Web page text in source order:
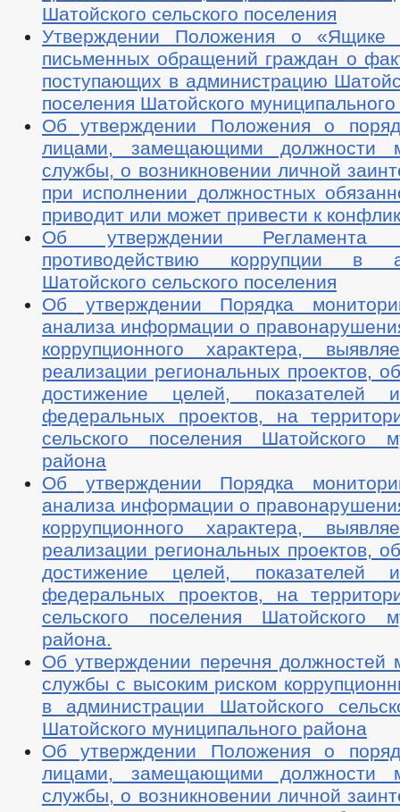
Шатойского сельского поселения
Утверждении Положения о «Ящике
письменных обращений граждан о
поступающих в администрацию
поселения Шатойского
Об утверждении Положения о
лицами, замещающими должности
службы, о возникновении личной
при исполнении должностных
приводит или может привести к
Об утверждении
противодействию коррупции в
Шатойского сельского поселения
Об утверждении Порядка
анализа информации о
коррупционного характера,
реализации региональных проектов,
достижение целей, показателей и
федеральных проектов, на
сельского поселения Шатойского
района
Об утверждении Порядка
анализа информации о
коррупционного характера,
реализации региональных проектов,
достижение целей, показателей и
федеральных проектов, на
сельского поселения Шатойского
района.
Об утверждении перечня должностей
службы с высоким риском
в администрации Шатойского
Шатойского муниципального района
Об утверждении Положения о
лицами, замещающими должности
службы, о возникновении личной